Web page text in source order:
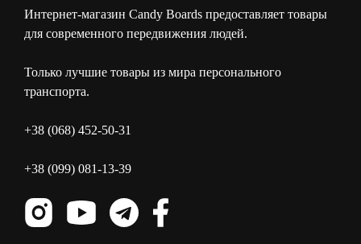
Интернет-магазин Candy Boards предоставляет товары
для современного передвижения людей.
Только лучшие товары из мира персонального
транспорта.
+38 (068) 452-50-31
+38 (099) 081-13-39